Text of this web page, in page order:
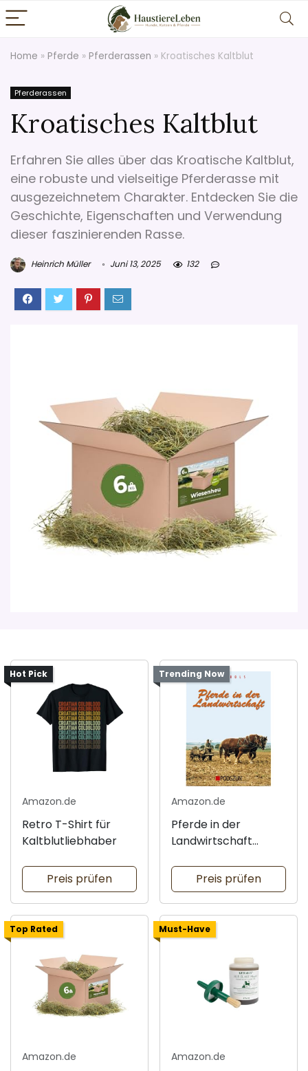
Home » Pferde » Pferderassen » Kroatisches Kaltblut
Pferderassen
Kroatisches Kaltblut
Erfahren Sie alles über das Kroatische Kaltblut,
eine robuste und vielseitige Pferderasse mit
ausgezeichnetem Charakter. Entdecken Sie die
Geschichte, Eigenschaften und Verwendung
dieser faszinierenden Rasse.
Heinrich Müller Juni 13, 2025 132
Hot Pick
Amazon.de
Retro T-Shirt für
Kaltblutliebhaber
Preis prüfen
Trending Now
Amazon.de
Pferde in der
Landwirtschaft
Preis prüfen
Top Rated
Amazon.de
Must-Have
Amazon.de